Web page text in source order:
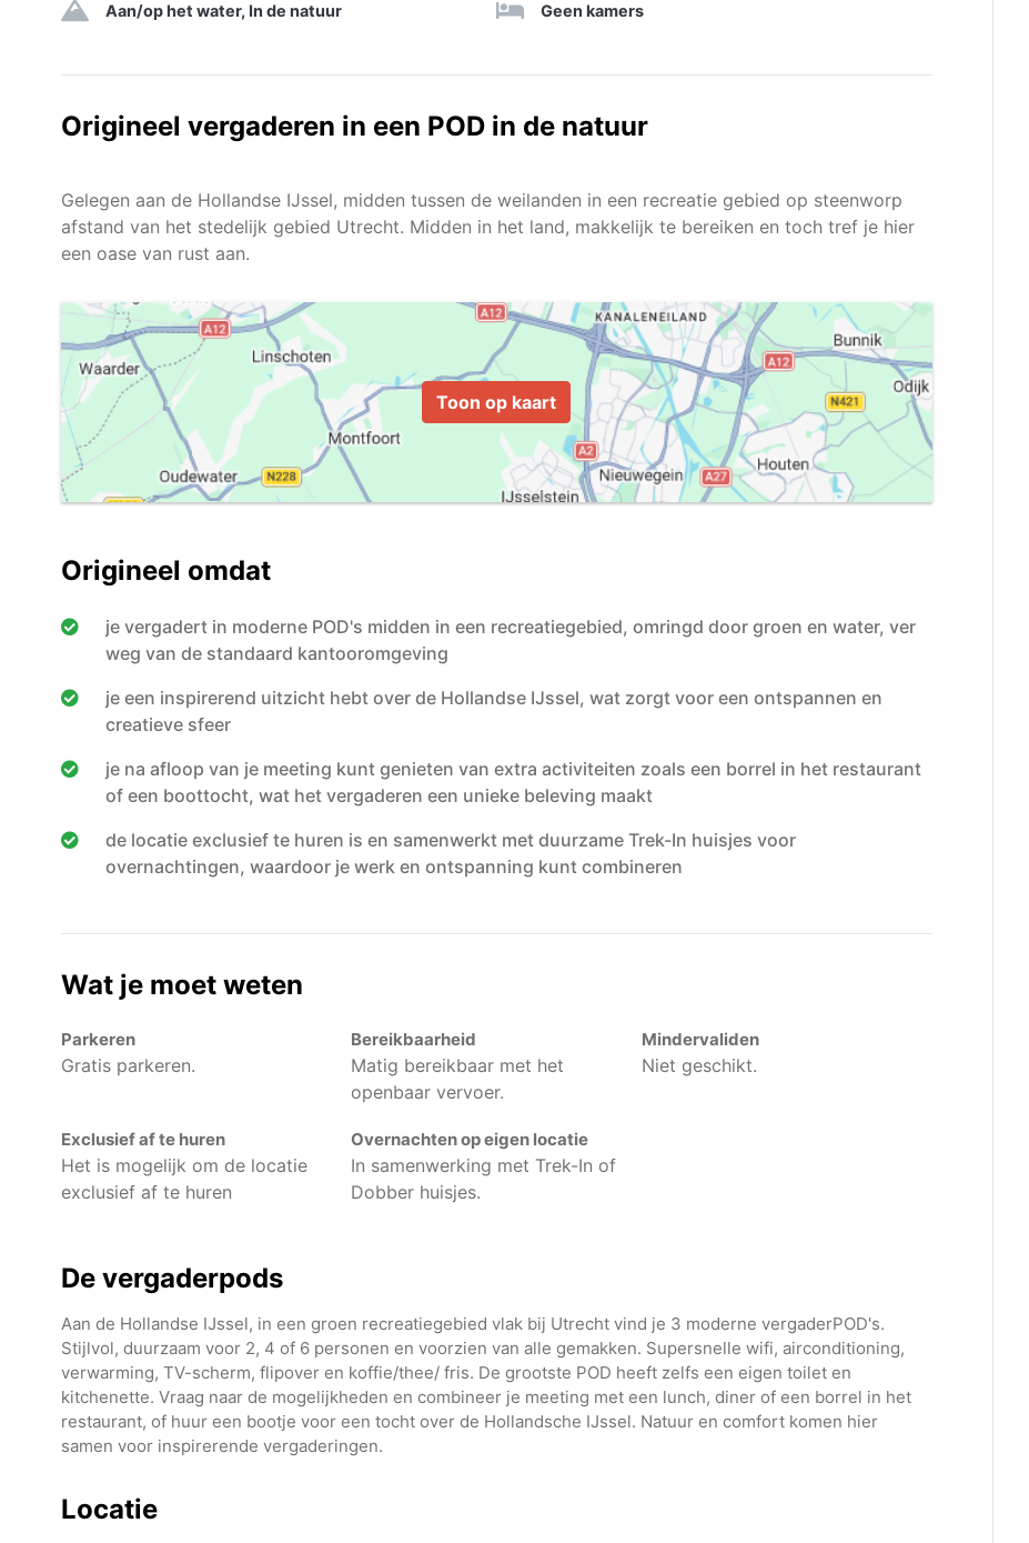
Aan/op het water, In de natuur Geen kamers
Origineel vergaderen in een POD in de natuur
Gelegen aan de Hollandse IJssel, midden tussen de weilanden in een recreatie gebied op steenworp
afstand van het stedelijk gebied Utrecht. Midden in het land, makkelijk te bereiken en toch tref je hier
Toon op kaart
Origineel omdat
je vergadert in moderne POD's midden in een recreatiegebied, omringd door groen en water, ver
weg van de standaard kantooromgeving
je een inspirerend uitzicht hebt over de Hollandse IJssel, wat zorgt voor een ontspannen en
creatieve sfeer
je na afloop van je meeting kunt genieten van extra activiteiten zoals een borrel in het restaurant
of een boottocht, wat het vergaderen een unieke beleving maakt
de locatie exclusief te huren is en samenwerkt met duurzame Trek-In huisjes voor
overnachtingen, waardoor je werk en ontspanning kunt combineren
Wat je moet weten
Parkeren
Gratis parkeren.
Bereikbaarheid
Matig bereikbaar met het
openbaar vervoer.
Mindervaliden
Niet geschikt.
Exclusief af te huren
Het is mogelijk om de locatie
exclusief af te huren
Overnachten op eigen locatie
In samenwerking met Trek-In of
Dobber huisjes.
De vergaderpods
Aan de Hollandse IJssel, in een groen recreatiegebied vlak bij Utrecht vind je 3 moderne vergaderPOD's.
Stijlvol, duurzaam voor 2, 4 of 6 personen en voorzien van alle gemakken. Supersnelle wifi, airconditioning,
verwarming, TV-scherm, flipover en koffie/thee/ fris. De grootste POD heeft zelfs een eigen toilet en
kitchenette. Vraag naar de mogelijkheden en combineer je meeting met een lunch, diner of een borrel in het
restaurant, of huur een bootje voor een tocht over de Hollandsche IJssel. Natuur en comfort komen hier
samen voor inspirerende vergaderingen.
Locatie